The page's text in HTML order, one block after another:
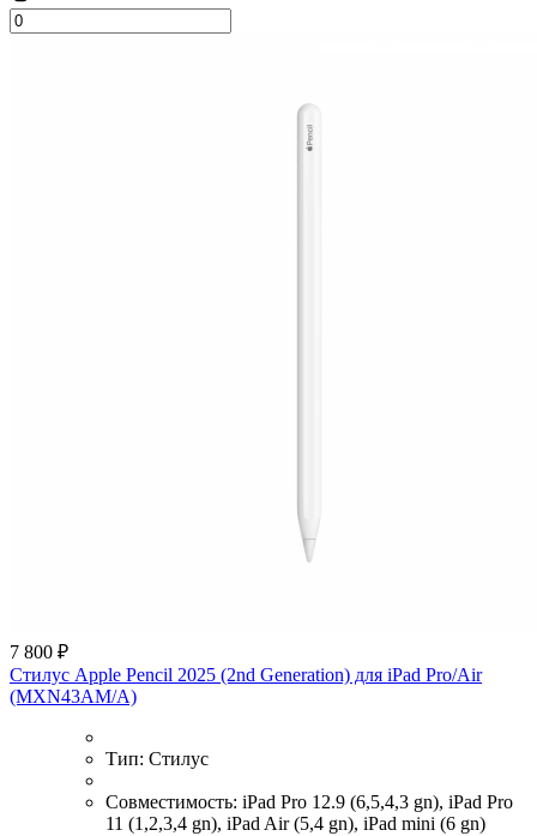
7 800 ₽
Стилус Apple Pencil 2025 (2nd Generation) для iPad Pro/Air
(MXN43AM/A)
Тип: Стилус
Совместимость: iPad Pro 12.9 (6,5,4,3 gn), iPad Pro
11 (1,2,3,4 gn), iPad Air (5,4 gn), iPad mini (6 gn)